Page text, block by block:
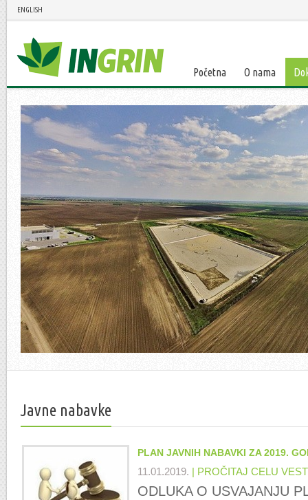
ENGLISH
Početna O nama
previous
next
Javne nabavke
PLAN JAVNIH NABAVKI ZA 2019.
11.01.2019. | PROČITAJ CELU VEST
ODLUKA O USVAJANJU